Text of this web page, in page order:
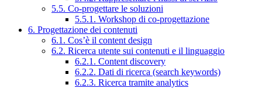
5.5. Co-progettare le soluzioni
5.5.1. Workshop di co-progettazione
6. Progettazione dei contenuti
6.1. Cos’è il content design
6.2. Ricerca utente sui contenuti e il linguaggio
6.2.1. Content discovery
6.2.2. Dati di ricerca (search keywords)
6.2.3. Ricerca tramite analytics